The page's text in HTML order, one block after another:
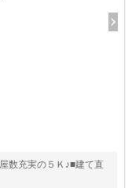
数充実の５Ｋ♪■建て直